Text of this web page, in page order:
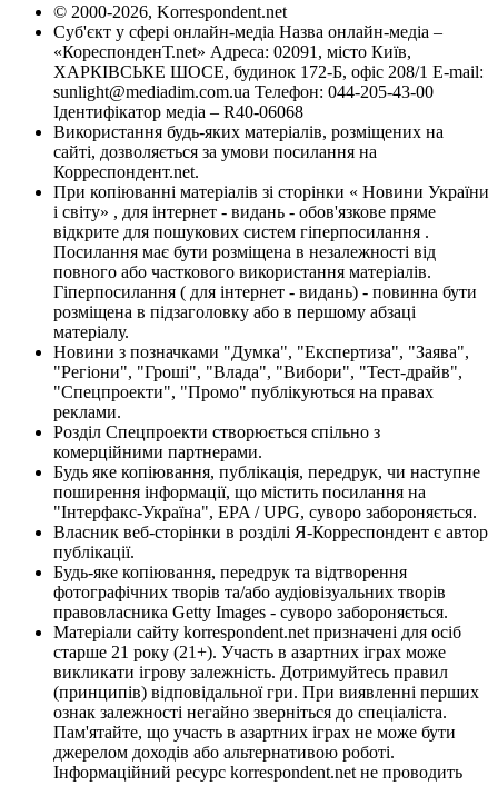
© 2000-2026, Korrespondent.net
Суб'єкт у сфері онлайн-медіа Назва онлайн-медіа –
«КореспонденТ.net» Адреса: 02091, місто Київ,
ХАРКІВСЬКЕ ШОСЕ, будинок 172-Б, офіс 208/1 E-mail:
sunlight@mediadim.com.ua Телефон: 044-205-43-00
Ідентифікатор медіа – R40-06068
Використання будь-яких матеріалів, розміщених на
сайті, дозволяється за умови посилання на
Корреспондент.net.
При копіюванні матеріалів зі сторінки « Новини України
і світу» , для інтернет - видань - обов'язкове пряме
відкрите для пошукових систем гіперпосилання .
Посилання має бути розміщена в незалежності від
повного або часткового використання матеріалів.
Гіперпосилання ( для інтернет - видань) - повинна бути
розміщена в підзаголовку або в першому абзаці
матеріалу.
Новини з позначками "Думка", "Експертиза", "Заява",
"Регіони", "Гроші", "Влада", "Вибори", "Тест-драйв",
"Спецпроекти", "Промо" публікуються на правах
реклами.
Розділ Спецпроекти створюється спільно з
комерційними партнерами.
Будь яке копіювання, публікація, передрук, чи наступне
поширення інформації, що містить посилання на
"Інтерфакс-Україна", EPA / UPG, суворо забороняється.
Власник веб-сторінки в розділі Я-Корреспондент є автор
публікації.
Будь-яке копіювання, передрук та відтворення
фотографічних творів та/або аудіовізуальних творів
правовласника Getty Images - суворо забороняється.
Матеріали сайту korrespondent.net призначені для осіб
старше 21 року (21+). Участь в азартних іграх може
викликати ігрову залежність. Дотримуйтесь правил
(принципів) відповідальної гри. При виявленні перших
ознак залежності негайно зверніться до спеціаліста.
Пам'ятайте, що участь в азартних іграх не може бути
джерелом доходів або альтернативою роботі.
Інформаційний ресурс korrespondent.net не проводить